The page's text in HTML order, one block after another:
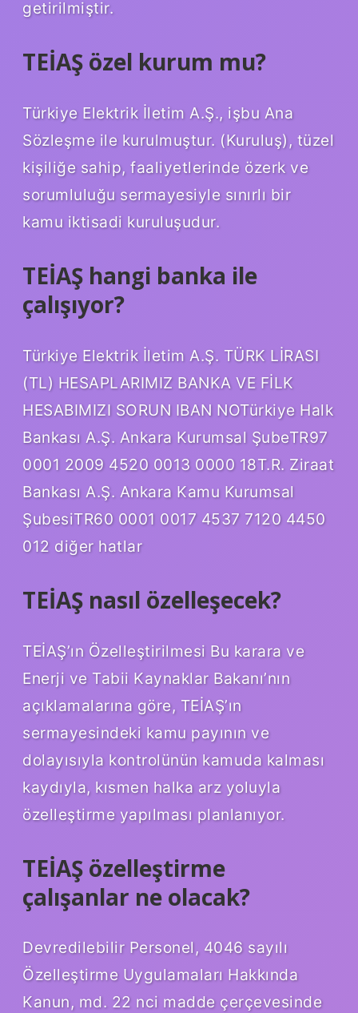
getirilmiştir.
TEİAŞ özel kurum mu?
Türkiye Elektrik İletim A.Ş., işbu Ana
Sözleşme ile kurulmuştur. (Kuruluş), tüzel
kişiliğe sahip, faaliyetlerinde özerk ve
sorumluluğu sermayesiyle sınırlı bir
kamu iktisadi kuruluşudur.
TEİAŞ hangi banka ile
çalışıyor?
Türkiye Elektrik İletim A.Ş. TÜRK LİRASI
(TL) HESAPLARIMIZ BANKA VE FİLK
HESABIMIZI SORUN IBAN NOTürkiye Halk
Bankası A.Ş. Ankara Kurumsal ŞubeTR97
0001 2009 4520 0013 0000 18T.R. Ziraat
Bankası A.Ş. Ankara Kamu Kurumsal
ŞubesiTR60 0001 0017 4537 7120 4450
012 diğer hatlar
TEİAŞ nasıl özelleşecek?
TEİAŞ’ın Özelleştirilmesi Bu karara ve
Enerji ve Tabii Kaynaklar Bakanı’nın
açıklamalarına göre, TEİAŞ’ın
sermayesindeki kamu payının ve
dolayısıyla kontrolünün kamuda kalması
kaydıyla, kısmen halka arz yoluyla
özelleştirme yapılması planlanıyor.
TEİAŞ özelleştirme
çalışanlar ne olacak?
Devredilebilir Personel, 4046 sayılı
Özelleştirme Uygulamaları Hakkında
Kanun, md. 22 nci madde çerçevesinde